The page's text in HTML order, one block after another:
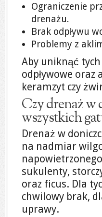
Ograniczenie
drenażu.
Brak odpływu
Problemy z
Aby uniknąć
odpływowe oraz
keramzyt czy
Czy drenaż w
wszystkich
Drenaż w
na nadmiar
sukulenty,
oraz ficus. Dla
chwilowy brak,
uprawy.